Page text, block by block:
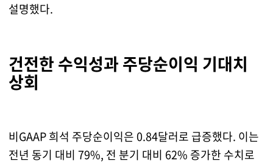
설명했다.
건전한 수익성과 주당순이익 기대치
상회
비GAAP 희석 주당순이익은 0.84달러로 급증했다. 이는
전년 동기 대비 79%, 전 분기 대비 62% 증가한 수치로